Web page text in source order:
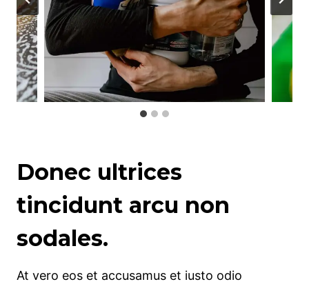
Donec ultrices
tincidunt arcu non
sodales.
At vero eos et accusamus et iusto odio